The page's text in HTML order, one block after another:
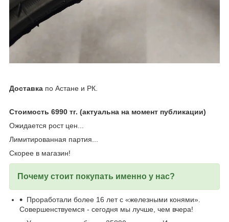
Доставка по Астане и РК.
Стоимость 6990 тг. (актуальна на момент публикации)
Ожидается рост цен...
Лимитированная партия...
Скорее в магазин!
Почему стоит покупать именно у нас?
Проработали более 16 лет с «железными конями».
Совершенствуемся - сегодня мы лучше, чем вчера!